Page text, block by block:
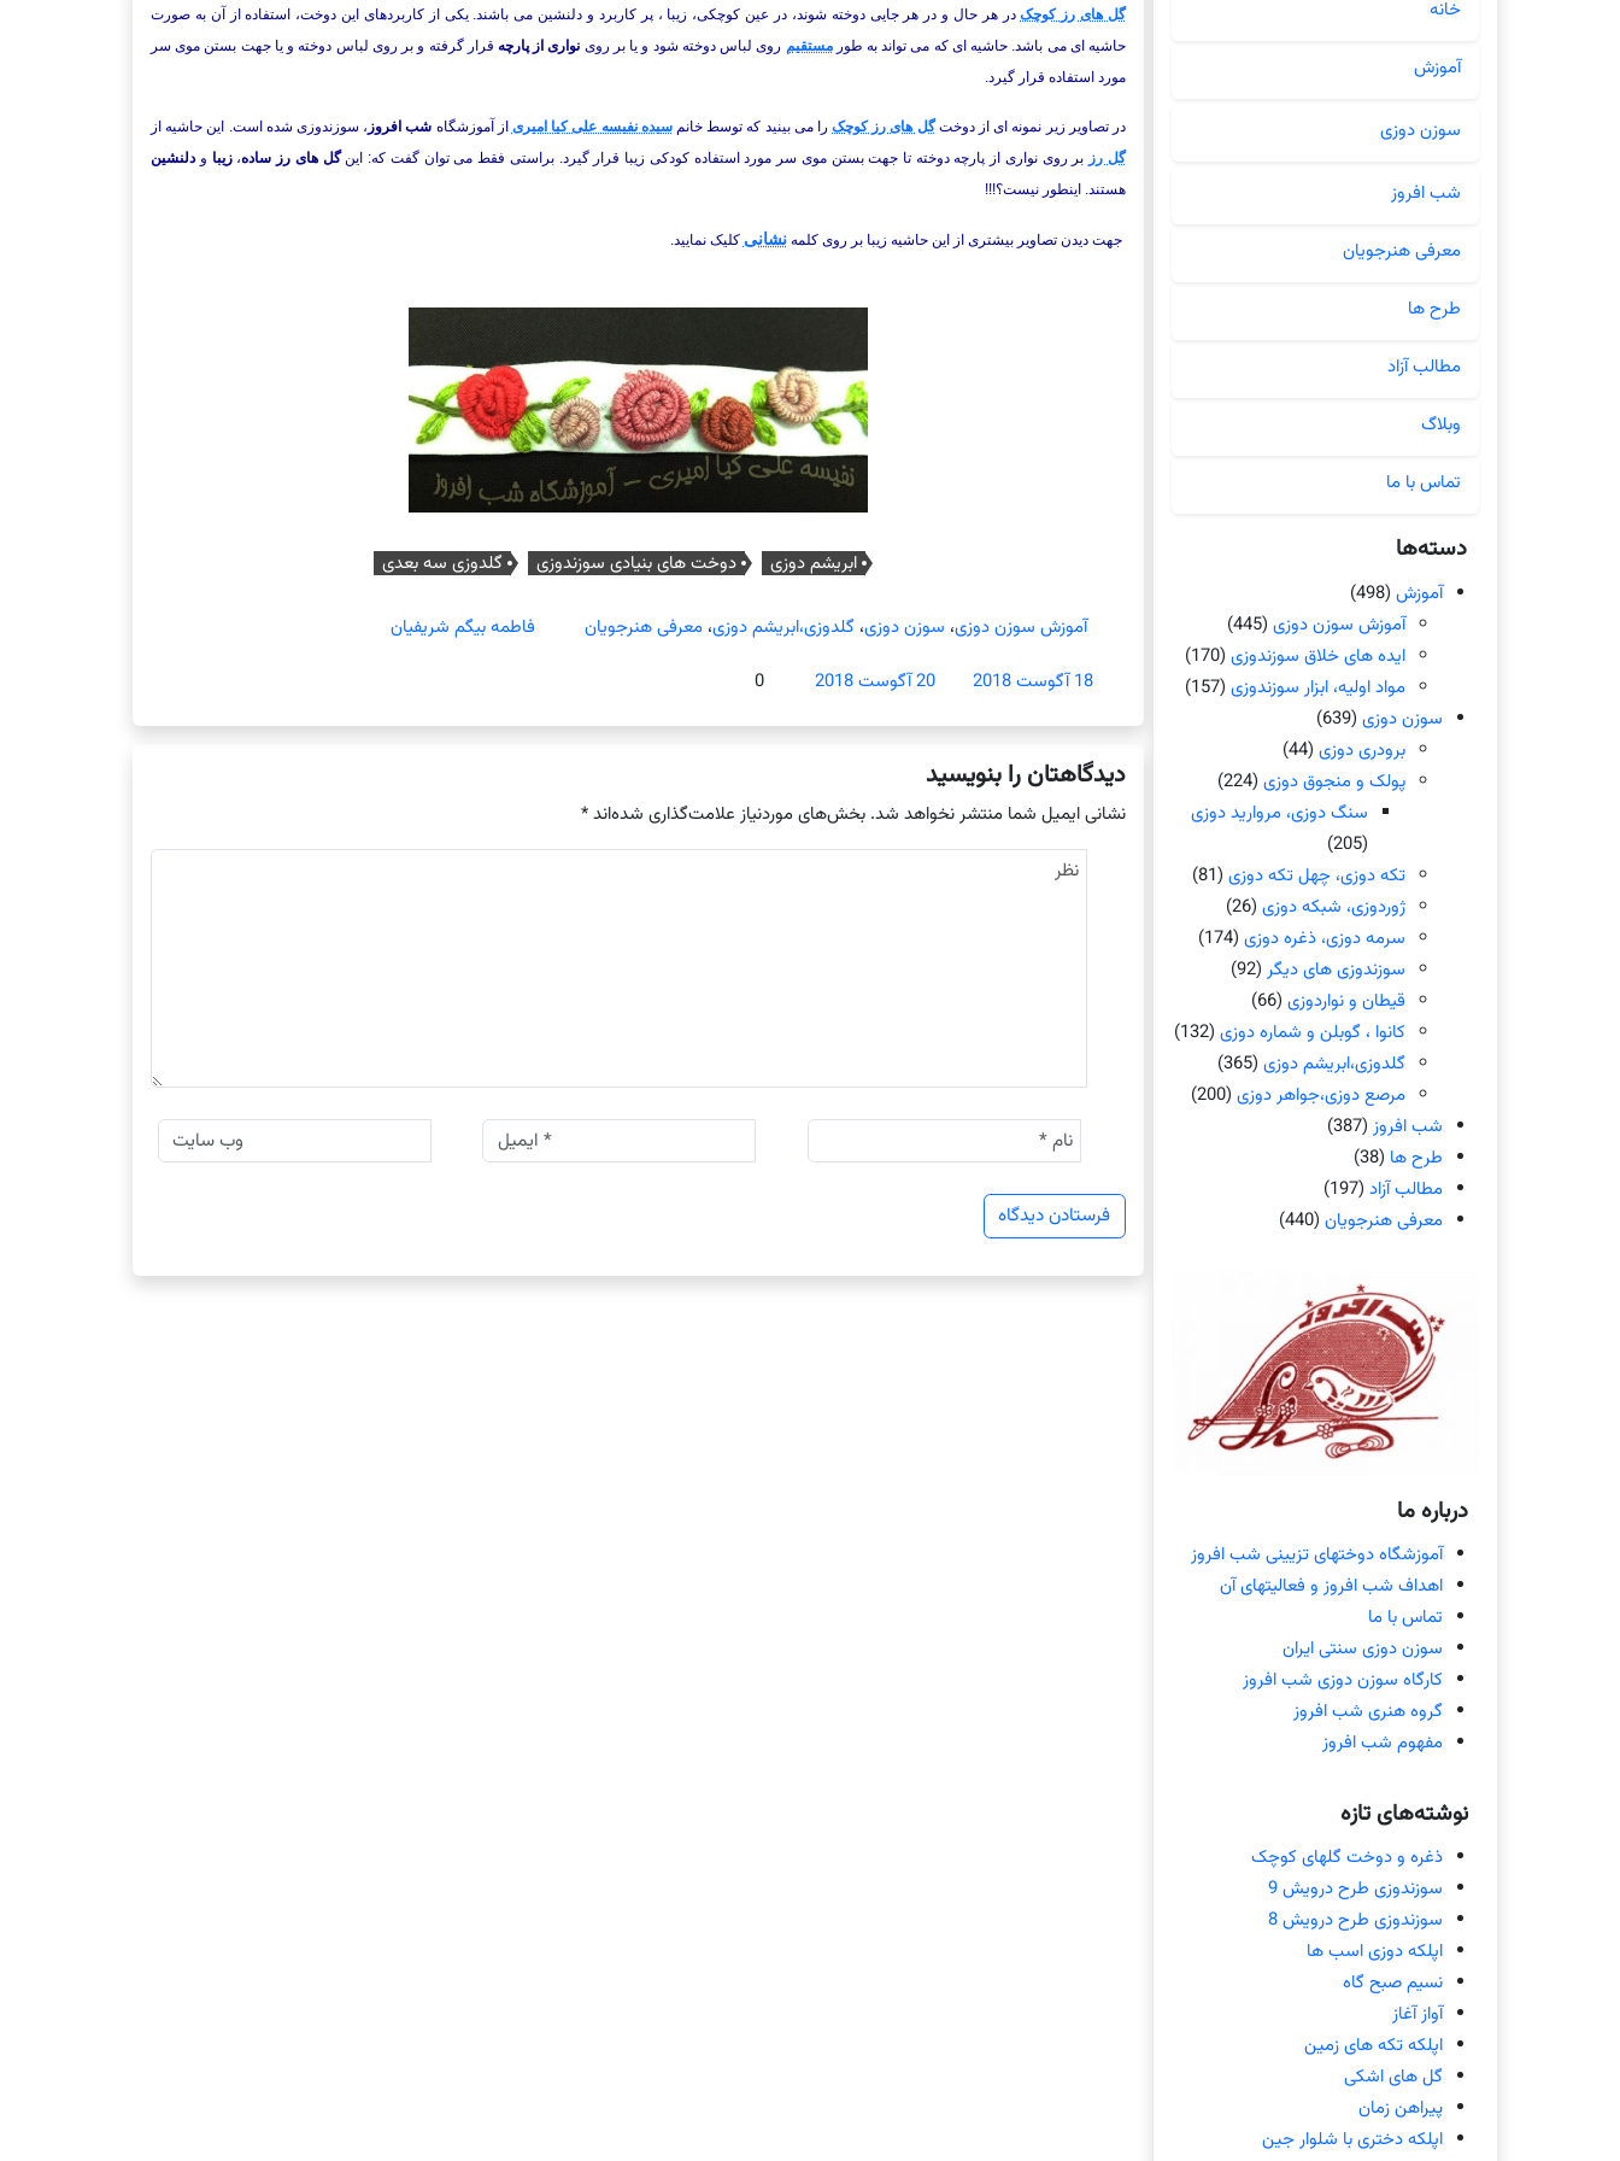
گل های رز کوچکدر هر حال و در هر جایی دوخته شوند، در عین کوچکی، زیبا ، پر کاربرد و دلنشین می باشند. یکی از کاربردهای این دوخت، استفاده از آن به صورت
حاشیه ای می باشد. حاشیه ای که می تواند به طورمستقیم روی لباس دوخته شود و یا بر روی نواری از پارچه قرار گرفته و بر روی لباس دوخته و یا جهت بستن موی سر
مورد استفاده قرار گیرد.
در تصاویر زیر نمونه ای از دوختگل های رز کوچکرا می بینید که توسط خانمسیده نفیسه علی کیا امیری از آموزشگاه شب افروز ، سوزندوزی شده است. این حاشیه از
گل رز بر روی نواری از پارچه دوخته تا جهت بستن موی سر مورد استفاده کودکی زیبا قرار گیرد. براستی فقط می توان گفت که: اینگل های رز ساده،زیبا ودلنشین
هستند. اینطور نیست؟!!!
جهت دیدن تصاویر بیشتری از این حاشیه زیبا بر روی کلمهنشانی کلیک نمایید.
ابریشم دوزی دوخت های بنیادی سوزندوزی گلدوزی سه بعدی
آموزش سوزن دوزی، سوزن دوزی،گلدوزی،ابریشم دوزی،معرفی هنرجویان
فاطمه بیگم شریفیان
18 آگوست 2018
20 آگوست 2018 0
دیدگاهتان را بنویسید
نشانی ایمیل شما منتشر نخواهد شد. بخش‌های موردنیاز علامت‌گذاری شده‌اند*
خانه
آموزش
سوزن دوزی
شب افروز
معرفی هنرجویان
طرح ها
مطالب آزاد
وبلاگ
تماس با ما
دسته‌ها
آموزش (498)
آموزش سوزن دوزی (445)
ایده های خلاق سوزندوزی (170)
مواد اولیه، ابزار سوزندوزی (157)
سوزن دوزی (639)
برودری دوزی (44)
پولک و منجوق دوزی (224)
سنگ دوزی، مروارید دوزی
(205)
تکه دوزی، چهل تکه دوزی (81)
ژوردوزی، شبکه دوزی (26)
سرمه دوزی، ذغره دوزی (174)
سوزندوزی های دیگر (92)
قیطان و نواردوزی (66)
کانوا ، گوبلن و شماره دوزی (132)
گلدوزی،ابریشم دوزی (365)
مرصع دوزی،جواهر دوزی (200)
شب افروز (387)
طرح ها (38)
مطالب آزاد (197)
معرفی هنرجویان (440)
درباره ما
آموزشگاه دوختهای تزیینی شب افروز
اهداف شب افروز و فعالیتهای آن
تماس با ما
سوزن دوزی سنتی ایران
کارگاه سوزن دوزی شب افروز
گروه هنری شب افروز
مفهوم شب افروز
نوشته‌های تازه
ذغره و دوخت گلهای کوچک
سوزندوزی طرح درویش 9
سوزندوزی طرح درویش 8
اپلکه دوزی اسب ها
نسیم صبح گاه
آواز آغاز
اپلکه تکه های زمین
گل های اشکی
پیراهن زمان
اپلکه دختری با شلوار جین